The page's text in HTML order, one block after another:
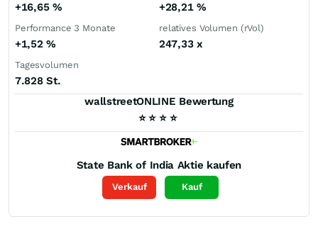
+16,65 % +28,21 %
Performance 3 Monate
+1,52%
relatives Volumen (rVol)
247,33 x
Tagesvolumen
7.828 St.
wallstreetONLINE Bewertung
⭐ ⭐ ⭐ ⭐
State Bank of India Aktie kaufen
Verkauf Kauf